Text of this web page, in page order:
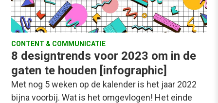
CONTENT & COMMUNICATIE
8 designtrends voor 2023 om in de
gaten te houden [infographic]
Met nog 5 weken op de kalender is het jaar 2022
bijna voorbij. Wat is het omgevlogen! Het einde